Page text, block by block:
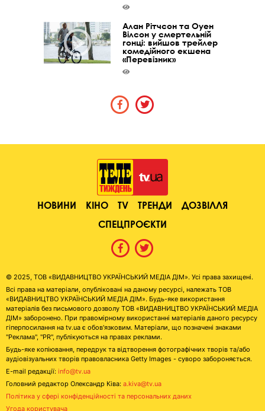
Алан Рітчсон та Оуен
Вілсон у смертельній
гонці: вийшов трейлер
комедійного екшена
«Перевізник»
НОВИНИ КІНО TV ТРЕНДИ
ДОЗВІЛЛЯ
СПЕЦПРОЄКТИ
© 2025, ТОВ «ВИДАВНИЦТВО УКРАЇНСЬКИЙ МЕДІА ДІМ». Усі права захищені.
Всі права на матеріали, опубліковані на даному ресурсі, належать ТОВ
«ВИДАВНИЦТВО УКРАЇНСЬКИЙ МЕДІА ДІМ». Будь-яке використання
матеріалів без письмового дозволу ТОВ «ВИДАВНИЦТВО УКРАЇНСЬКИЙ МЕДІА
ДІМ» заборонено. При правомірному використанні матеріалів даного ресурсу
гіперпосилання на tv.ua є обов'язковим. Матеріали, що позначені знаками
"Реклама", "PR", публікуються на правах реклами.
Будь-яке копіювання, передрук та відтворення фотографічних творів та/або
аудіовізуальних творів правовласника Getty Images - суворо забороняється.
E-mail редакції: info@tv.ua
Головний редактор Олександр Ківа: a.kiva@tv.ua
Політика у сфері конфіденційності та персональних даних
Угода користувача